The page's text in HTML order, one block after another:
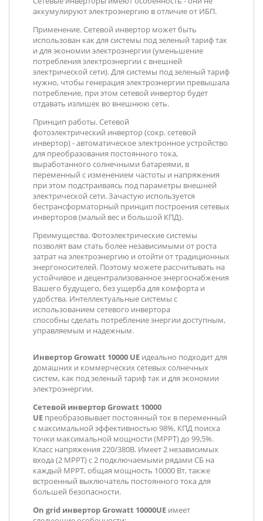
аккумулируют электроэнергию в отличие от ИБП.
Применение. Сетевой инвертор может быть
использован как для системы под зеленый тариф так
и для экономии электроэнергии (уменьшение
потребления электроэнергии с внешней
электрической сети). Для системы под зеленый тариф
нужно, чтобы генерация электроэнергии превышала
потребление, при этом сетевой инвертор будет
отдавать излишек во внешнюю сеть.
Принцип работы. Сетевой
фотоэлектрический инвертор (сокр. сетевой
инвертор) - автоматическое электронное устройство
для преобразования постоянного тока,
выработанного солнечными батареями, в
переменный с изменением частоты и напряжения
при этом подстраиваясь под параметры внешней
электрической сети. Зачастую используется
бестрансформаторный принцип построения сетевых
инверторов (малый вес и большой КПД).
Преимущества. Фотоэлектрические системы
позволят вам стать более независимыми от роста
затрат на электроэнергию и отойти от традиционных
энергоносителей. Поэтому можете рассчитывать на
устойчивое и децентрализованное энергоснабжения
Вашего будущего, без ущерба для комфорта и
удобства. Интеллектуальные системы с
использованием сетевого инвертора
способны сделать потребление энергии доступным,
управляемым и надежным.
ИнверторGrowatt 10000 UE идеально подходит для
домашних и коммерческих сетевых солнечных
систем, как под зеленый тариф так и для экономии
электроэнергии.
Сетевой инвертор Growatt 10000
UE преобразовывает постоянный ток в переменный
с максимальной эффективностью 98%, КПД поиска
точки максимальной мощности (MPPT) до 99,5%.
Класс напряжения 220/380В. Имеет 2 независимых
входа (2 MPPT) с 2 подключаемыми рядами СБ на
каждый MPPT, общая мощность 10000 Вт, также
встроенный выключатель постоянного тока для
большей безопасности.
On grid инвертор Growatt 10000UE имеет